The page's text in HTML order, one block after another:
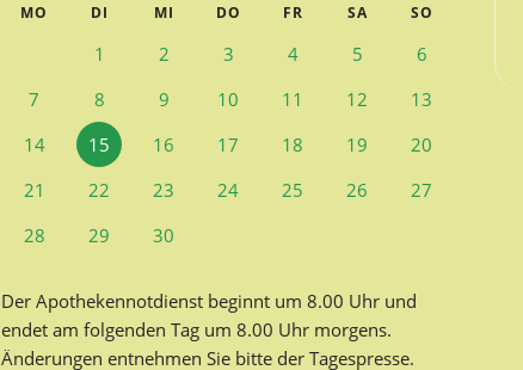
MO DI ENSTAG
MI TTWOCH
DO NNERSTAG
FR EITAGSAMSTAGSO
1 2 3 4 5
6
7
8 9 10 11 12
13
14
15 16 17 18 19
20
21
22 23 24 25 26
27
28
29 30
Der Apothekennotdienst beginnt um 8.00 Uhr und
endet am folgenden Tag um 8.00 Uhr morgens.
Änderungen entnehmen Sie bitte der Tagespresse.